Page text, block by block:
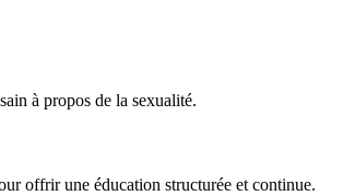
à propos de la sexualité.
offrir une éducation structurée et continue.